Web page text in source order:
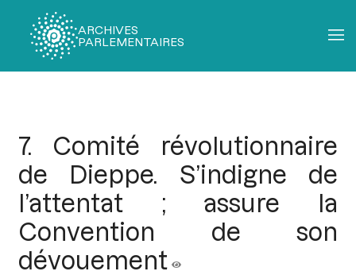
ARCHIVES
PARLEMENTAIRES
7. Comité révolutionnaire
de Dieppe. S’indigne de
l’attentat ; assure la
Convention de son
dévouement